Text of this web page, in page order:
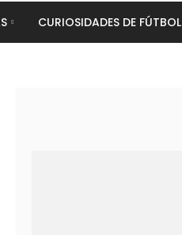
CURIOSIDADES DE FÚTBOL